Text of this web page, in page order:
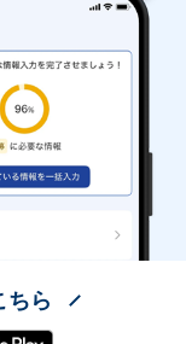
ちら